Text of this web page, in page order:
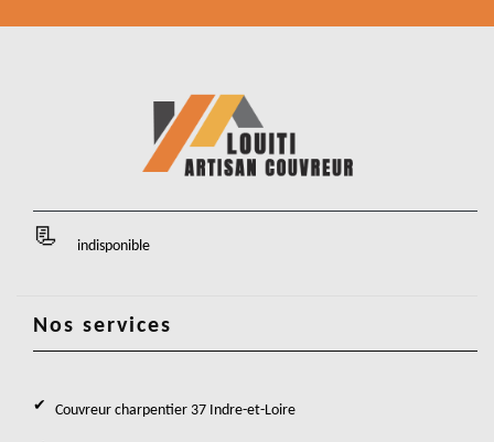
indisponible
Nos services
Couvreur charpentier 37 Indre-et-Loire